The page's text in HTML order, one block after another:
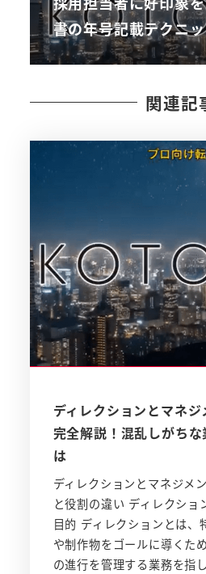
書の年号記載テクニ
関連記
ディレクションとマネ
完全解説！混乱しがち
は
ディレクションとマネジメ
と役割の違い ディレクショ
目的 ディレクションとは、
や制作物をゴールに導くた
の進行を管理する業務を指